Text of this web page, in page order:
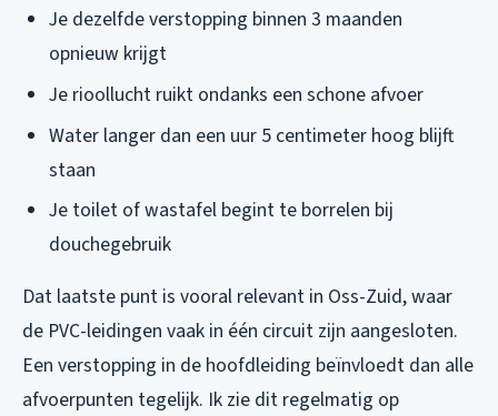
Je dezelfde verstopping binnen 3 maanden
opnieuw krijgt
Je rioollucht ruikt ondanks een schone afvoer
Water langer dan een uur 5 centimeter hoog blijft
staan
Je toilet of wastafel begint te borrelen bij
douchegebruik
Dat laatste punt is vooral relevant in Oss-Zuid, waar
de PVC-leidingen vaak in één circuit zijn aangesloten.
Een verstopping in de hoofdleiding beïnvloedt dan alle
afvoerpunten tegelijk. Ik zie dit regelmatig op